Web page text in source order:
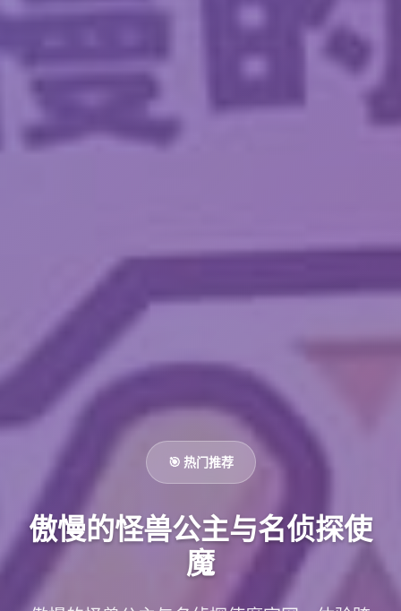
🎯 热门推荐
傲慢的怪兽公主与名侦探使
魔